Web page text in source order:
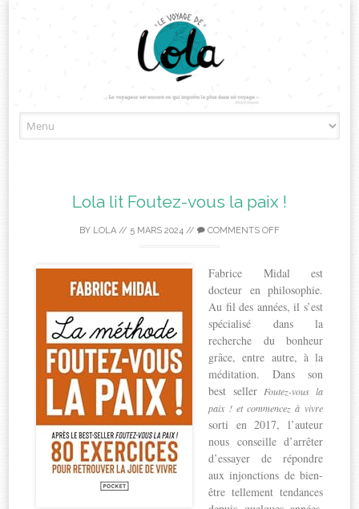
to
Lola lit Foutez-vous la paix !
BY LOLA // 5 MARS 2024 // COMMENTS OFF
Fabrice Midal est
docteur en philosophie.
Au fil des années, il s’est
spécialisé dans la
recherche du bonheur
grâce, entre autre, à la
méditation. Dans son
best sellerFoutez-vous la
paix ! et commencez à vivre
sorti en 2017, l’auteur
nous conseille d’arrêter
d’essayer de répondre
aux injonctions de bien-
être tellement tendances